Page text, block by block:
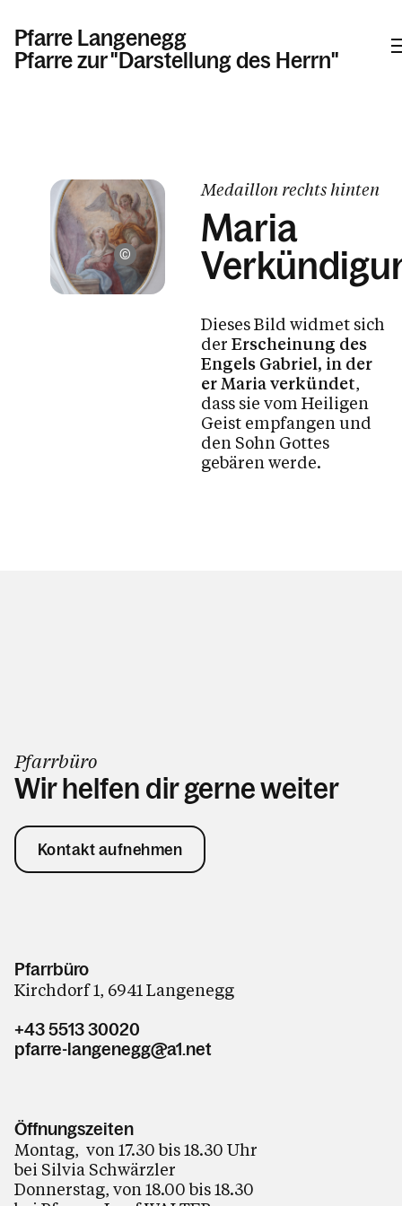
Pfarre Langenegg
Pfarre zur "Darstellung des Herrn"
Sakramente
Tod, Beerdigung & Trauer
Pfarrkirche und Kapellen
Pfarrblatt
Gremien und Arbeitskreise
Mario Nußbaumer
Medaillon rechts hinten
Maria
Dieses Bild widmet sich
der Erscheinung des
Engels Gabriel, in der
er Maria verkündet,
dass sie vom Heiligen
Geist empfangen und
den Sohn Gottes
gebären werde.
Pfarrbüro
Wir helfen dir gerne weiter
Kontakt aufnehmen
Pfarrbüro
Kirchdorf 1, 6941 Langenegg
+43 5513 30020
pfarre-langenegg@a1.net
Öffnungszeiten
Montag, von 17.30 bis 18.30 Uhr
bei Silvia Schwärzler
Donnerstag, von 18.00 bis 18.30